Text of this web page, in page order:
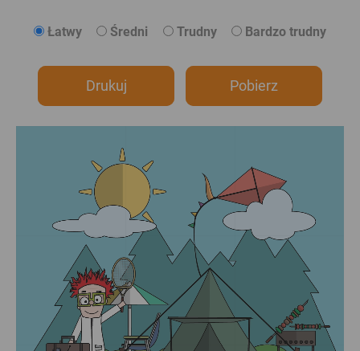
Łatwy Średni Trudny Bardzo trudny
Drukuj Pobierz